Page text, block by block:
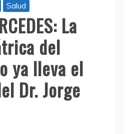
Salud
La
del
ya lleva el
Dr. Jorge